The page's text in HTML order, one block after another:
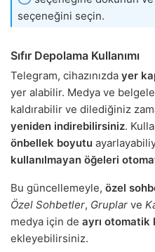
seçeneğini seçin.
Sıfır Depolama Kullanımı
Telegram, cihazınızda yer
yer alabilir. Medya ve
kaldırabilir ve dilediğiniz
yeniden indirebilirsiniz.
önbellek boyutu
kullanılmayan öğeleri
Bu güncellemeyle, özel
Özel Sohbetler, Gruplar ve
medya için de ayrı otomatik
ekleyebilirsiniz.